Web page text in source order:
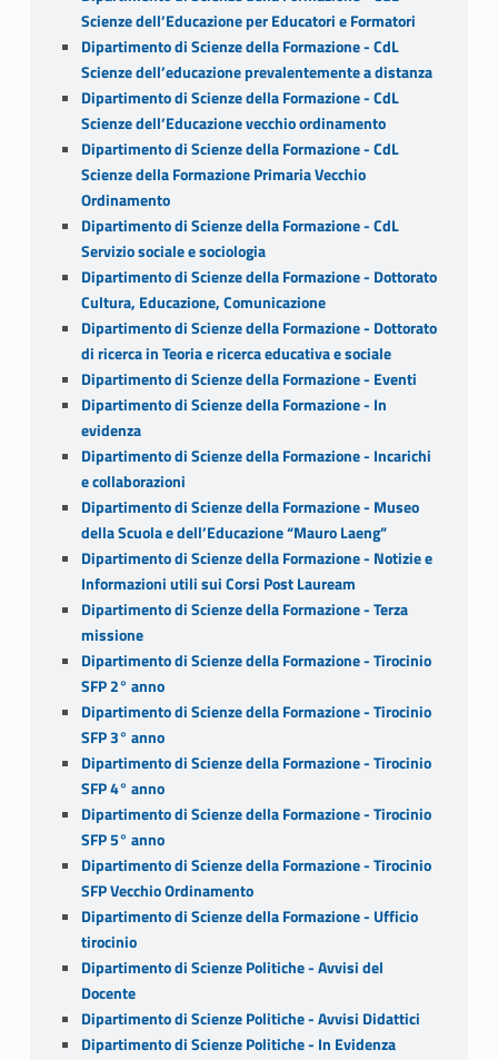
Scienze dell’Educazione per Educatori e Formatori
Dipartimento di Scienze della Formazione - CdL
Scienze dell’educazione prevalentemente a distanza
Dipartimento di Scienze della Formazione - CdL
Scienze dell’Educazione vecchio ordinamento
Dipartimento di Scienze della Formazione - CdL
Scienze della Formazione Primaria Vecchio
Ordinamento
Dipartimento di Scienze della Formazione - CdL
Servizio sociale e sociologia
Dipartimento di Scienze della Formazione - Dottorato
Cultura, Educazione, Comunicazione
Dipartimento di Scienze della Formazione - Dottorato
di ricerca in Teoria e ricerca educativa e sociale
Dipartimento di Scienze della Formazione - Eventi
Dipartimento di Scienze della Formazione - In
evidenza
Dipartimento di Scienze della Formazione - Incarichi
e collaborazioni
Dipartimento di Scienze della Formazione - Museo
della Scuola e dell’Educazione “Mauro Laeng”
Dipartimento di Scienze della Formazione - Notizie e
Informazioni utili sui Corsi Post Lauream
Dipartimento di Scienze della Formazione - Terza
missione
Dipartimento di Scienze della Formazione - Tirocinio
SFP 2° anno
Dipartimento di Scienze della Formazione - Tirocinio
SFP 3° anno
Dipartimento di Scienze della Formazione - Tirocinio
SFP 4° anno
Dipartimento di Scienze della Formazione - Tirocinio
SFP 5° anno
Dipartimento di Scienze della Formazione - Tirocinio
SFP Vecchio Ordinamento
Dipartimento di Scienze della Formazione - Ufficio
tirocinio
Dipartimento di Scienze Politiche - Avvisi del
Docente
Dipartimento di Scienze Politiche - Avvisi Didattici
Dipartimento di Scienze Politiche - In Evidenza